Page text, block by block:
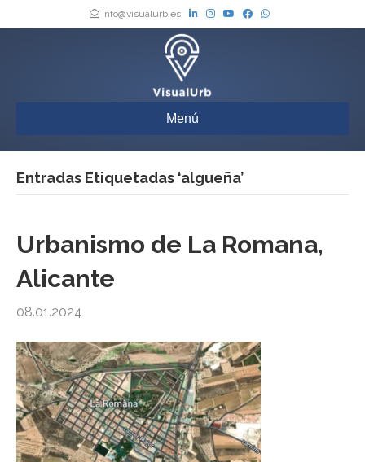
info@visualurb.es
Menú
Entradas Etiquetadas ‘algueña’
Urbanismo de La Romana,
Alicante
08.01.2024